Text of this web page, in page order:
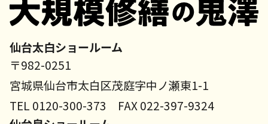
仙台太白ショールーム
〒982-0251
宮城県仙台市太白区茂庭字中ノ瀬東1-1
TEL 0120-300-373 FAX 022-397-9324